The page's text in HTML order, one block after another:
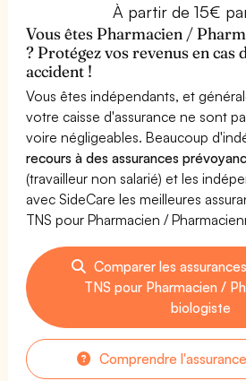
À partir de 15€
Vous êtes Pharmacien /
? Protégez vos revenus en cas
accident !
Vous êtes indépendants, et
votre caisse d'assurance ne sont
voire négligeables. Beaucoup
recours à des assurances
(travailleur non salarié) et les
avec SideCare les meilleures
TNS pour Pharmacien /
Comparer les
TNS pour Pharmacien /
biologiste
Comprendre